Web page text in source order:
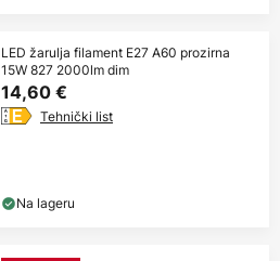
LED žarulja filament E27 A60 prozirna
15W 827 2000lm dim
14,60 €
Tehnički list
Na lageru